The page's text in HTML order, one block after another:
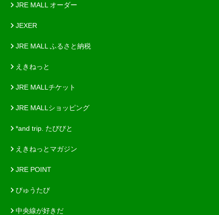
JRE MALL オーダー
JEXER
JRE MALL ふるさと納税
えきねっと
JRE MALLチケット
JRE MALLショッピング
*and trip. たびびと
えきねっとマガジン
JRE POINT
びゅうたび
中央線が好きだ